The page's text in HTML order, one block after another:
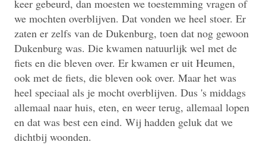
keer gebeurd, dan moesten we toestemming vragen of
we mochten overblijven. Dat vonden we heel stoer. Er
zaten er zelfs van de Dukenburg, toen dat nog gewoon
Dukenburg was. Die kwamen natuurlijk wel met de
fiets en die bleven over. Er kwamen er uit Heumen,
ook met de fiets, die bleven ook over. Maar het was
heel speciaal als je mocht overblijven. Dus 's middags
allemaal naar huis, eten, en weer terug, allemaal lopen
en dat was best een eind. Wij hadden geluk dat we
dichtbij woonden.